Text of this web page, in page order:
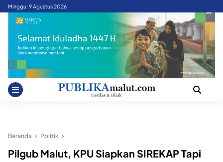
SkipMinggu, 9 Agustus 2026
Beranda Politik
Pilgub Malut, KPU Siapkan SIREKAP Tapi